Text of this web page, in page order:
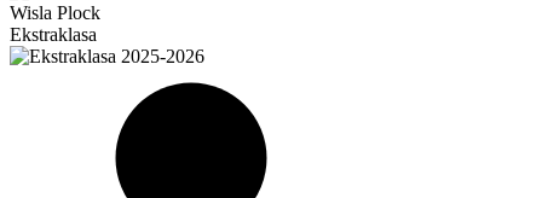
Wisla Plock
Ekstraklasa